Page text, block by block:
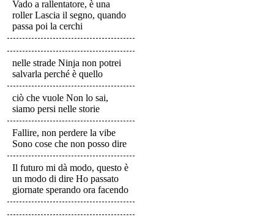
Vado a rallentatore, è una
roller Lascia il segno, quando
passa poi la cerchi
nelle strade Ninja non potrei
salvarla perché è quello
ciò che vuole Non lo sai,
siamo persi nelle storie
Fallire, non perdere la vibe
Sono cose che non posso dire
Il futuro mi dà modo, questo è
un modo di dire Ho passato
giornate sperando ora facendo